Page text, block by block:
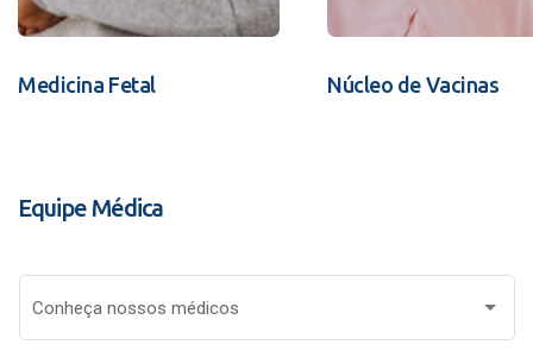
Medicina Fetal Núcleo de Vacinas
Equipe Médica
Conheça nossos médicos